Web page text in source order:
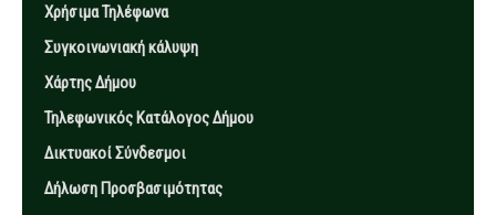
Χρήσιμα Τηλέφωνα
Συγκοινωνιακή κάλυψη
Χάρτης Δήμου
Τηλεφωνικός Κατάλογος Δήμου
Δικτυακοί Σύνδεσμοι
Δήλωση Προσβασιμότητας